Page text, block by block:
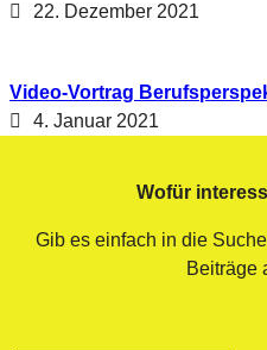
22. Dezember 2021
Video-Vortrag
4. Januar 2021
Wofür
Gib es einfach in die
Beiträge